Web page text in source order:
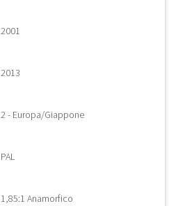
2001
2013
2 - Europa/Giappone
PAL
1,85:1 Anamorfico